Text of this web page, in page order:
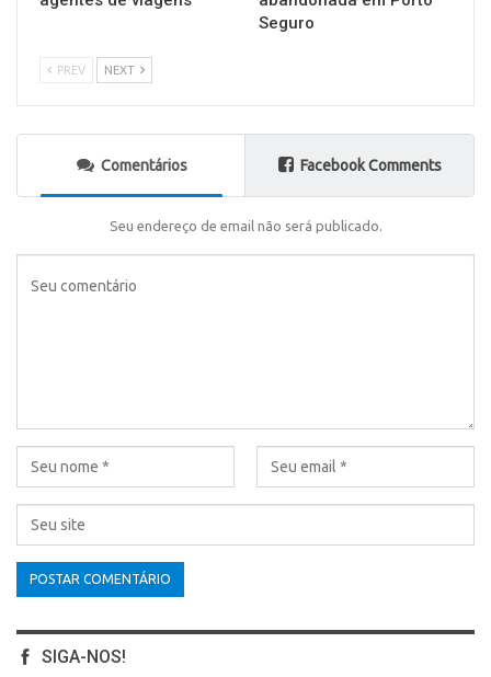
Seguro
PREV NEXT
Comentários Facebook Comments
Seu endereço de email não será publicado.
SIGA-NOS!